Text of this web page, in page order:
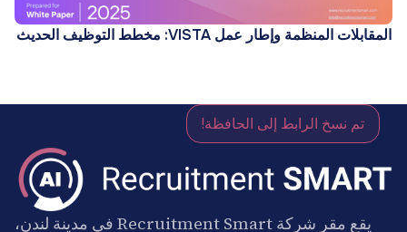
المقابلات المنظمة وإطار عمل VISTA: مخطط التوظيف الحديث
تم نسخ الرابط إلى الحافظة!
يقع مقر شركة Recruitment Smart في مدينة لندن،